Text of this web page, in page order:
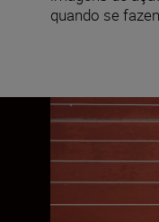
quando se